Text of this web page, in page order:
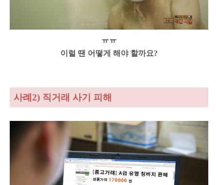
ㅠㅠ
이럴 땐 어떻게 해야 할까요?
사례2) 직거래 사기 피해